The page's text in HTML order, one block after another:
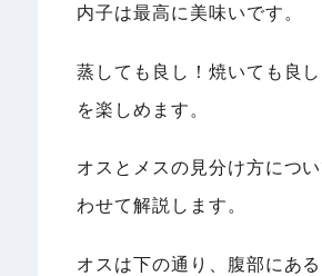
内子は最高に美味いです。
蒸しても良し！焼いても良
を楽しめます。
オスとメスの見分け方につ
わせて解説します。
オスは下の通り、腹部にあ